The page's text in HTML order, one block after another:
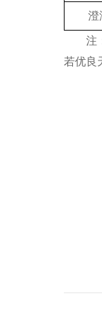
澄
注：1
若优良